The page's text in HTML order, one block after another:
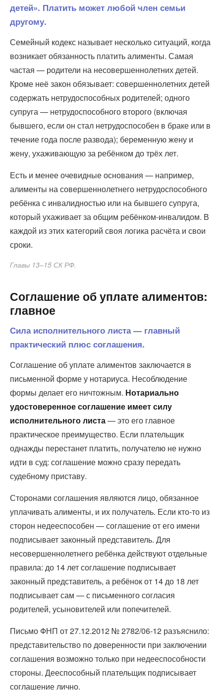
детей». Платить может любой член семьи
другому.
Семейный кодекс называет несколько ситуаций, когда
возникает обязанность платить алименты. Самая
частая — родители на несовершеннолетних детей.
Кроме неё закон обязывает: совершеннолетних детей
содержать нетрудоспособных родителей; одного
супруга — нетрудоспособного второго (включая
бывшего, если он стал нетрудоспособен в браке или в
течение года после развода); беременную жену и
жену, ухаживающую за ребёнком до трёх лет.
Есть и менее очевидные основания — например,
алименты на совершеннолетнего нетрудоспособного
ребёнка с инвалидностью или на бывшего супруга,
который ухаживает за общим ребёнком-инвалидом. В
каждой из этих категорий своя логика расчёта и свои
сроки.
Главы 13–15 СК РФ.
Соглашение об уплате алиментов:
главное
Сила исполнительного листа — главный
практический плюс соглашения.
Соглашение об уплате алиментов заключается в
письменной форме у нотариуса. Несоблюдение
формы делает его ничтожным. Нотариально
удостоверенное соглашение имеет силу
исполнительного листа— это его главное
практическое преимущество. Если плательщик
однажды перестанет платить, получателю не нужно
идти в суд: соглашение можно сразу передать
судебному приставу.
Сторонами соглашения являются лицо, обязанное
уплачивать алименты, и их получатель. Если кто-то из
сторон недееспособен — соглашение от его имени
подписывает законный представитель. Для
несовершеннолетнего ребёнка действуют отдельные
правила: до 14 лет соглашение подписывает
законный представитель, а ребёнок от 14 до 18 лет
подписывает сам — с письменного согласия
родителей, усыновителей или попечителей.
Письмо ФНП от 27.12.2012 № 2782/06-12 разъяснило:
представительство по доверенности при заключении
соглашения возможно только при недееспособности
стороны. Дееспособный плательщик подписывает
соглашение лично.